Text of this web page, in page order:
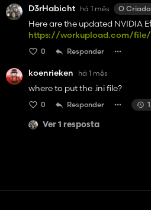
D3rHabicht há 1 mês O
Here are the updated NVIDIA
https://workupload.com/file/
0 Responder
koenrieken há 1 mês
where to put the .ini file?
0 Responder
Ver 1 resposta